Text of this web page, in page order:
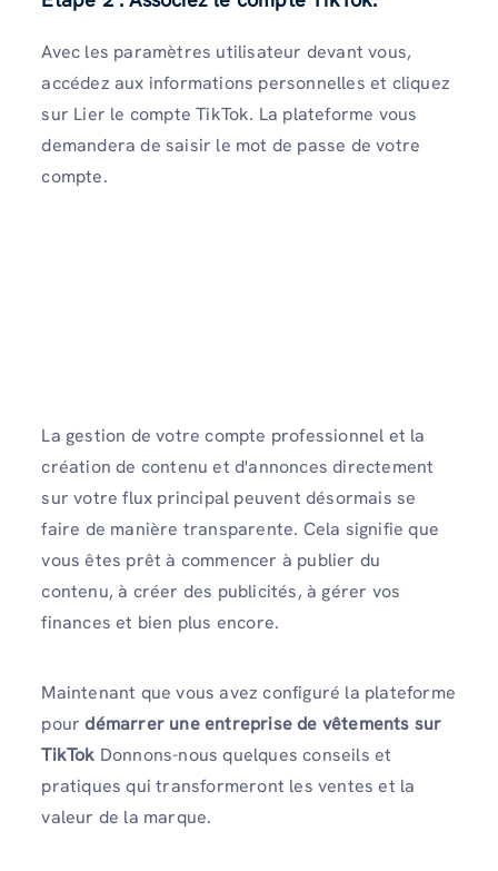
Avec les paramètres utilisateur devant vous,
accédez aux informations personnelles et cliquez
sur Lier le compte TikTok. La plateforme vous
demandera de saisir le mot de passe de votre
compte.
La gestion de votre compte professionnel et la
création de contenu et d'annonces directement
sur votre flux principal peuvent désormais se
faire de manière transparente. Cela signifie que
vous êtes prêt à commencer à publier du
contenu, à créer des publicités, à gérer vos
finances et bien plus encore.
Maintenant que vous avez configuré la plateforme
pourdémarrer une entreprise de vêtements sur
TikTok Donnons-nous quelques conseils et
pratiques qui transformeront les ventes et la
valeur de la marque.